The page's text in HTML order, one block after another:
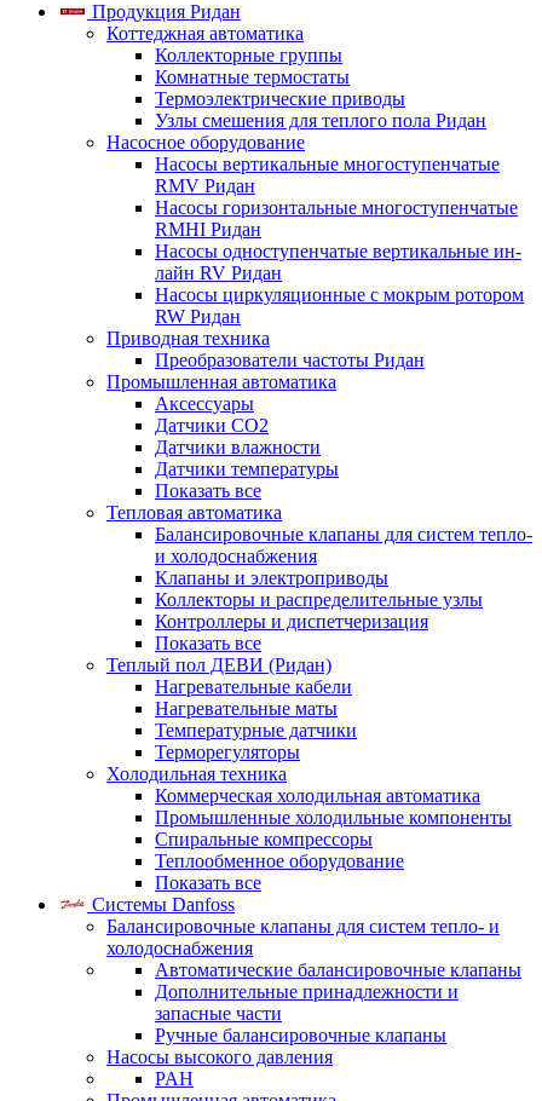
Продукция Ридан
Коттеджная автоматика
Коллекторные группы
Комнатные термостаты
Термоэлектрические приводы
Узлы смешения для теплого пола Ридан
Насосное оборудование
Насосы вертикальные многоступенчатые
RMV Ридан
Насосы горизонтальные многоступенчатые
RMHI Ридан
Насосы одноступенчатые вертикальные ин-
лайн RV Ридан
Насосы циркуляционные с мокрым ротором
RW Ридан
Приводная техника
Преобразователи частоты Ридан
Промышленная автоматика
Аксессуары
Датчики CO2
Датчики влажности
Датчики температуры
Показать все
Тепловая автоматика
Балансировочные клапаны для систем тепло-
и холодоснабжения
Клапаны и электроприводы
Коллекторы и распределительные узлы
Контроллеры и диспетчеризация
Показать все
Теплый пол ДЕВИ (Ридан)
Нагревательные кабели
Нагревательные маты
Температурные датчики
Терморегуляторы
Холодильная техника
Коммерческая холодильная автоматика
Промышленные холодильные компоненты
Спиральные компрессоры
Теплообменное оборудование
Показать все
Системы Danfoss
Балансировочные клапаны для систем тепло- и
холодоснабжения
Автоматические балансировочные клапаны
Дополнительные принадлежности и
запасные части
Ручные балансировочные клапаны
Насосы высокого давления
PAH